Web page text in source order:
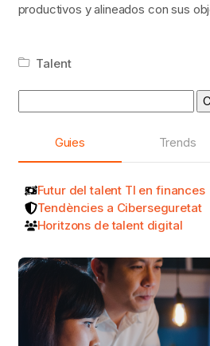
productivos y alineados con sus
Talent
Guies Trends
Futur del talent TI en finances
Tendències a Ciberseguretat
Horitzons de talent digital